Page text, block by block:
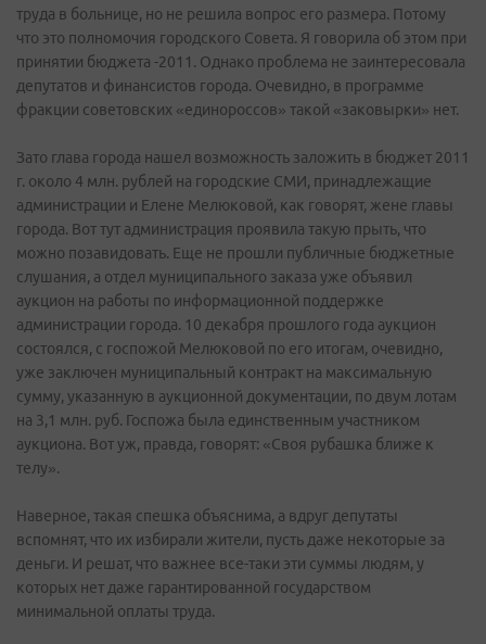
труда в больнице, но не решила вопрос его размера. Потому
что это полномочия городского Совета. Я говорила об этом при
принятии бюджета -2011. Однако проблема не заинтересовала
депутатов и финансистов города. Очевидно, в программе
фракции советовских «единороссов» такой «заковырки» нет.
Зато глава города нашел возможность заложить в бюджет 2011
г. около 4 млн. рублей на городские СМИ, принадлежащие
администрации и Елене Мелюковой, как говорят, жене главы
города. Вот тут администрация проявила такую прыть, что
можно позавидовать. Еще не прошли публичные бюджетные
слушания, а отдел муниципального заказа уже объявил
аукцион на работы по информационной поддержке
администрации города. 10 декабря прошлого года аукцион
состоялся, с госпожой Мелюковой по его итогам, очевидно,
уже заключен муниципальный контракт на максимальную
сумму, указанную в аукционной документации, по двум лотам
на 3,1 млн. руб. Госпожа была единственным участником
аукциона. Вот уж, правда, говорят: «Своя рубашка ближе к
телу».
Наверное, такая спешка объяснима, а вдруг депутаты
вспомнят, что их избирали жители, пусть даже некоторые за
деньги. И решат, что важнее все-таки эти суммы людям, у
которых нет даже гарантированной государством
минимальной оплаты труда.